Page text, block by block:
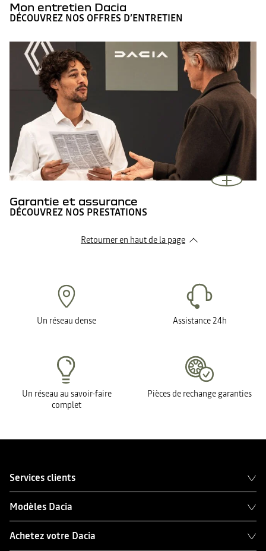
Mon entretien Dacia
DÉCOUVREZ NOS OFFRES D’ENTRETIEN
Garantie et assurance
DÉCOUVREZ NOS PRESTATIONS
Retourner en haut de la page
Un réseau dense Assistance 24h
Un réseau au savoir-faire
complet
Pièces de rechange garanties
Services clients
Modèles Dacia
Achetez votre Dacia